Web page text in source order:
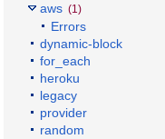
aws (1)
Errors
dynamic-block
for_each
heroku
legacy
provider
random